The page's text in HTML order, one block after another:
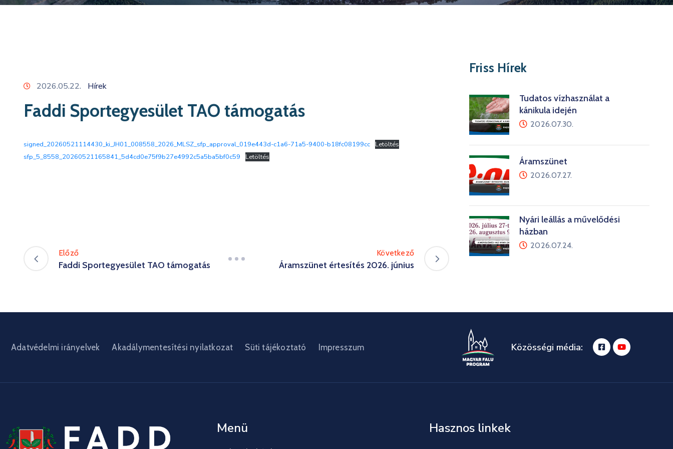
2026.05.22. Hírek
Faddi Sportegyesület TAO támogatás
signed_20260521114430_ki_JH01_008558_2026_MLSZ_sfp_approval_019e443d-c1a6-71a5-9400-b18fc08199cc
Letöltés
sfp_5_8558_20260521165841_5d4cd0e75f9b27e4992c5a5ba5bf0c59
Letöltés
Előző
Faddi Sportegyesület TAO támogatás
Következő
Áramszünet értesítés 2026. június
Friss Hírek
Tudatos vízhasználat a
kánikula idején
2026.07.30.
Áramszünet
2026.07.27.
Nyári leállás a művelődési
házban
2026.07.24.
Adatvédelmi irányelvek Akadálymentesítési nyilatkozat Süti tájékoztató Impresszum Közösségi média:
Menü Hasznos linkek